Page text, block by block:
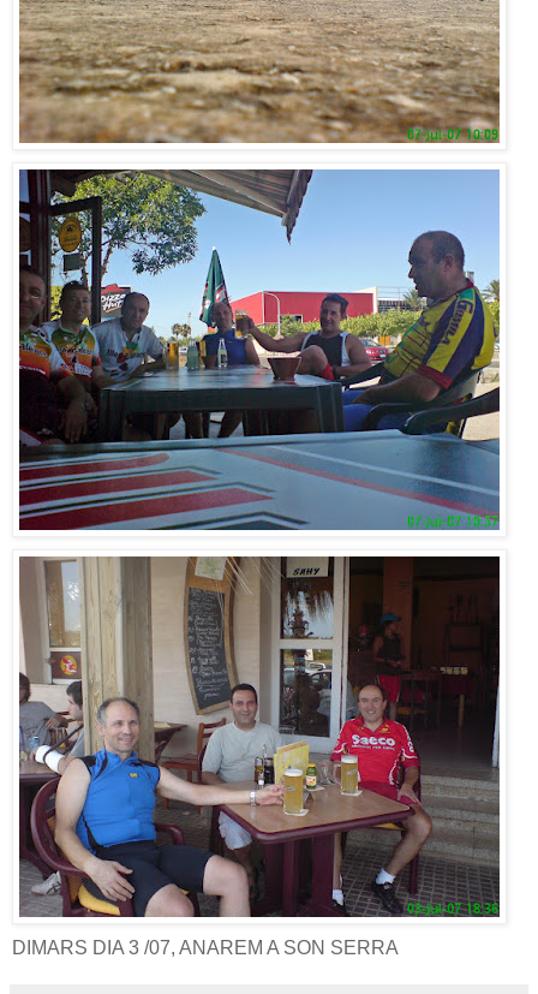
DIMARS DIA 3 /07, ANAREM A SON SERRA